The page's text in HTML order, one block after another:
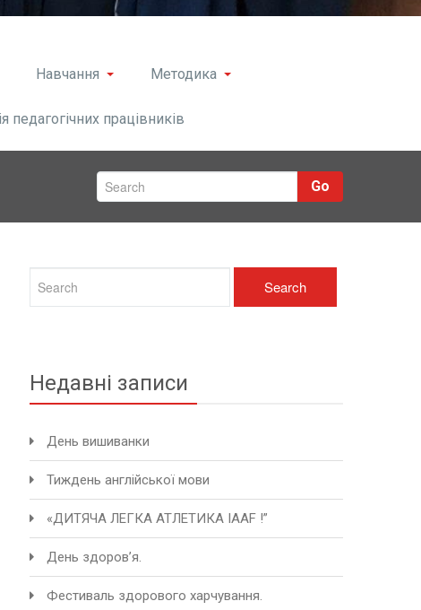
Навчання Методика
педагогічних працівників
Go
Недавні записи
День вишиванки
Тиждень англійської мови
«ДИТЯЧА ЛЕГКА АТЛЕТИКА IAAF !”
День здоров’я.
Фестиваль здорового харчування.